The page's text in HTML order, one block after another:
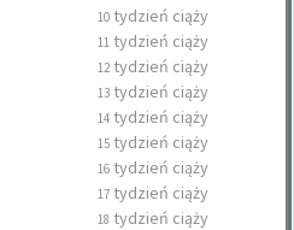
10 tydzień ciąży
11 tydzień ciąży
12tydzień ciąży
13 tydzień ciąży
14 tydzień ciąży
15 tydzień ciąży
16 tydzień ciąży
17 tydzień ciąży
18 tydzień ciąży